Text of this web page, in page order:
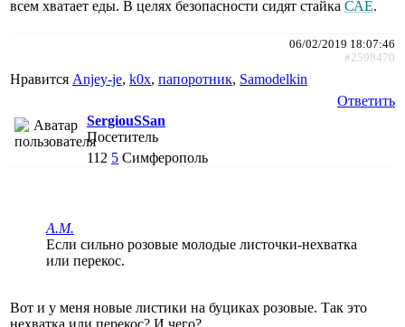
всем хватает еды. В целях безопасности сидят стайка САЕ.
06/02/2019 18:07:46
#2598470
Нравится Anjey-je, k0x, папоротник, Samodelkin
Ответить
SergiouSSan
Посетитель
112 5 Симферополь
A.M.
Если сильно розовые молодые листочки-нехватка
или перекос.
Вот и у меня новые листики на буциках розовые. Так это
нехватка или перекос? И чего?